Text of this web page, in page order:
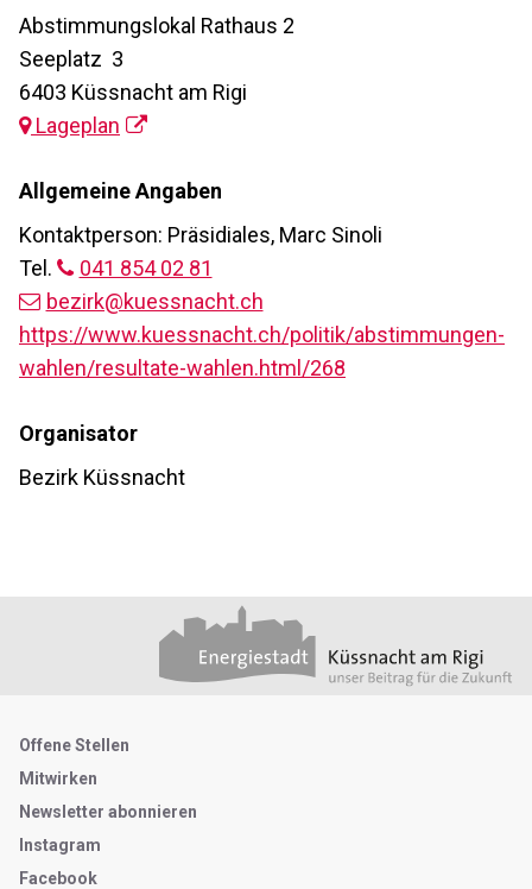
Abstimmungslokal Rathaus 2
Seeplatz 3
6403 Küssnacht am Rigi
Lageplan
Allgemeine Angaben
Kontaktperson: Präsidiales, Marc Sinoli
Tel.
041 854 02 81
bezirk@kuessnacht.ch
https://www.kuessnacht.ch/politik/abstimmungen-
wahlen/resultate-wahlen.html/268
Organisator
Bezirk Küssnacht
Metanavigation
Offene Stellen
Mitwirken
Newsletter abonnieren
Instagram
Facebook